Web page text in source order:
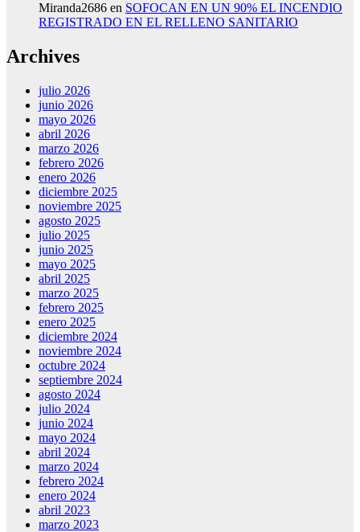
Miranda2686 en SOFOCAN EN UN 90% EL INCENDIO
REGISTRADO EN EL RELLENO SANITARIO
Archives
julio 2026
junio 2026
mayo 2026
abril 2026
marzo 2026
febrero 2026
enero 2026
diciembre 2025
noviembre 2025
agosto 2025
julio 2025
junio 2025
mayo 2025
abril 2025
marzo 2025
febrero 2025
enero 2025
diciembre 2024
noviembre 2024
octubre 2024
septiembre 2024
agosto 2024
julio 2024
junio 2024
mayo 2024
abril 2024
marzo 2024
febrero 2024
enero 2024
abril 2023
marzo 2023